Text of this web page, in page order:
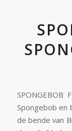
SPONGEBOB
Spongebob en
de bende van